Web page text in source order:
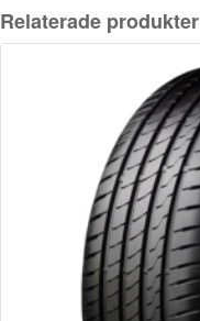
Relaterade produkter